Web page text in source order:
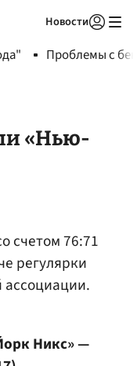
Новости
Проблемы с
«Нью-
счетом 76:71
регулярки
ассоциации.
Никс» —